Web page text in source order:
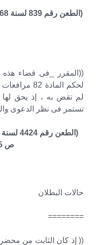
((المقرر _فى قضاء
لحكم
لم تقض به ، إذ يحق
تستمر فى نظر الدعوى
ص 1245 ق 231 )
حالات البطلان
========